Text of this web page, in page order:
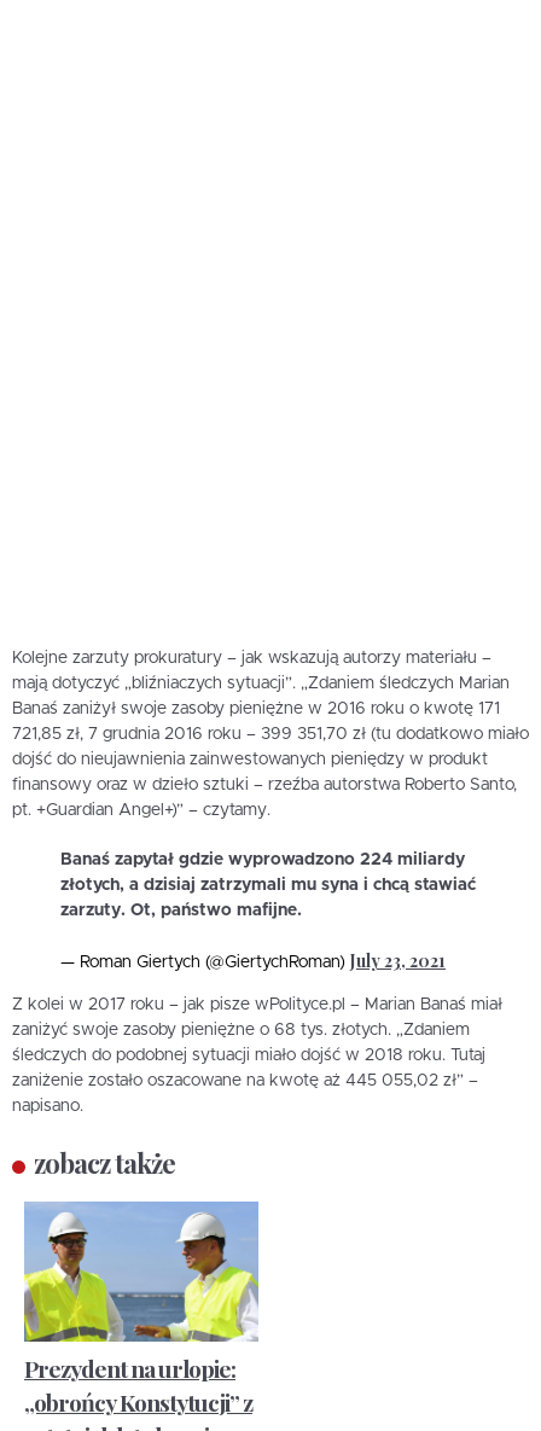
Kolejne zarzuty prokuratury – jak wskazują autorzy materiału –
mają dotyczyć „bliźniaczych sytuacji”. „Zdaniem śledczych Marian
Banaś zaniżył swoje zasoby pieniężne w 2016 roku o kwotę 171
721,85 zł, 7 grudnia 2016 roku – 399 351,70 zł (tu dodatkowo miało
dojść do nieujawnienia zainwestowanych pieniędzy w produkt
finansowy oraz w dzieło sztuki – rzeźba autorstwa Roberto Santo,
pt. +Guardian Angel+)” – czytamy.
Banaś zapytał gdzie wyprowadzono 224 miliardy
złotych, a dzisiaj zatrzymali mu syna i chcą stawiać
zarzuty. Ot, państwo mafijne.
— Roman Giertych (@GiertychRoman) July 23, 2021
Z kolei w 2017 roku – jak pisze wPolityce.pl – Marian Banaś miał
zaniżyć swoje zasoby pieniężne o 68 tys. złotych. „Zdaniem
śledczych do podobnej sytuacji miało dojść w 2018 roku. Tutaj
zaniżenie zostało oszacowane na kwotę aż 445 055,02 zł” –
napisano.
zobacz także
Prezydent na urlopie:
„obrońcy Konstytucji” z